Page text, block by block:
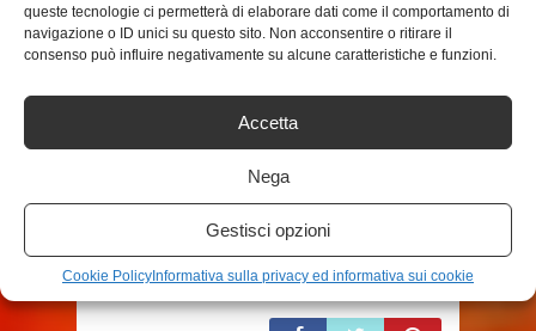
queste tecnologie ci permetterà di elaborare dati come il comportamento di
navigazione o ID unici su questo sito. Non acconsentire o ritirare il
consenso può influire negativamente su alcune caratteristiche e funzioni.
Accetta
Nega
Gestisci opzioni
Cookie Policy Informativa sulla privacy ed informativa sui cookie
SHARE THIS POST